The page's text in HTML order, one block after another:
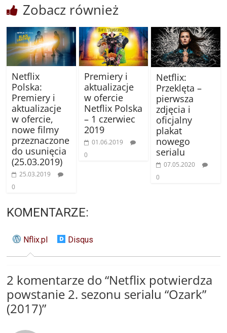
Zobacz również
Netflix
Polska:
Premiery i
aktualizacje
w ofercie,
nowe filmy
przeznaczone
do usunięcia
(25.03.2019)
25.03.2019
0
Premiery i
aktualizacje
w ofercie
Netflix Polska
– 1 czerwiec
2019
01.06.2019
0
Netflix:
Przeklęta –
pierwsza
zdjęcia i
oficjalny
plakat
nowego
serialu
07.05.2020
0
KOMENTARZE:
Nflix.pl Disqus
2 komentarze do “Netflix potwierdza
powstanie 2. sezonu serialu “Ozark”
(2017)”